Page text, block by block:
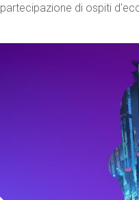
partecipazione di ospiti